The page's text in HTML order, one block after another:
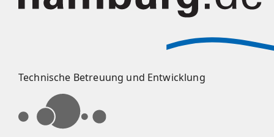
Technische Betreuung und Entwicklung